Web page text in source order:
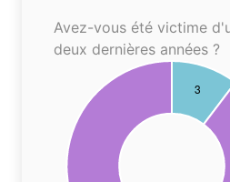
Avez-vous été victime
deux dernières années ?